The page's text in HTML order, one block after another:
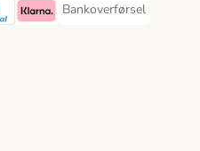
Method
Payment Method
Klarna Payment Method
Bankoverførsel
Bankoverførsel